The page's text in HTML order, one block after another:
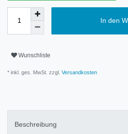
In den
Wunschliste
* inkl. ges. MwSt. zzgl. Versandkosten
Beschreibung